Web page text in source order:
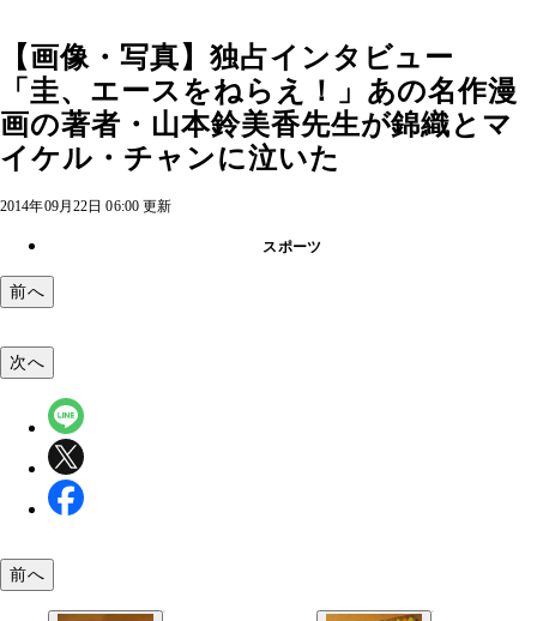
【画像・写真】独占インタビュー
「圭、エースをねらえ！」あの名作漫
画の著者・山本鈴美香先生が錦織とマ
イケル・チャンに泣いた
2014年09月22日 06:00 更新
スポーツ
前へ
次へ
前へ